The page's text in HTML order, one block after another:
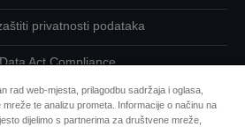
privatnosti podataka
Act Compliance
nas u vezi svojih podataka
rad web-mjesta, prilagodbu sadržaja i oglasa,
te analizu prometa. Informacije o načinu na
dijelimo s partnerima za društvene mreže,